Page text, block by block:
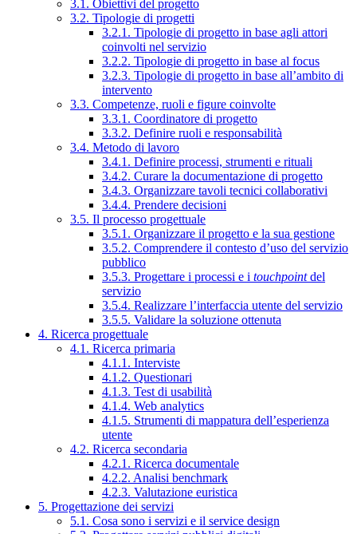
3.1. Obiettivi del progetto
3.2. Tipologie di progetti
3.2.1. Tipologie di progetto in base agli attori
coinvolti nel servizio
3.2.2. Tipologie di progetto in base al focus
3.2.3. Tipologie di progetto in base all’ambito di
intervento
3.3. Competenze, ruoli e figure coinvolte
3.3.1. Coordinatore di progetto
3.3.2. Definire ruoli e responsabilità
3.4. Metodo di lavoro
3.4.1. Definire processi, strumenti e rituali
3.4.2. Curare la documentazione di progetto
3.4.3. Organizzare tavoli tecnici collaborativi
3.4.4. Prendere decisioni
3.5. Il processo progettuale
3.5.1. Organizzare il progetto e la sua gestione
3.5.2. Comprendere il contesto d’uso del servizio
pubblico
3.5.3. Progettare i processi e i touchpointdel
servizio
3.5.4. Realizzare l’interfaccia utente del servizio
3.5.5. Validare la soluzione ottenuta
4. Ricerca progettuale
4.1. Ricerca primaria
4.1.1. Interviste
4.1.2. Questionari
4.1.3. Test di usabilità
4.1.4. Web analytics
4.1.5. Strumenti di mappatura dell’esperienza
utente
4.2. Ricerca secondaria
4.2.1. Ricerca documentale
4.2.2. Analisi benchmark
4.2.3. Valutazione euristica
5. Progettazione dei servizi
5.1. Cosa sono i servizi e il service design